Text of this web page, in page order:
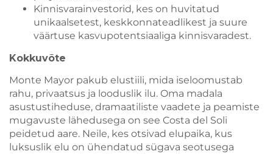
Kinnisvarainvestorid, kes on huvitatud
unikaalsetest, keskkonnateadlikest ja suure
väärtuse kasvupotentsiaaliga kinnisvaradest.
Kokkuvõte
Monte Mayor pakub elustiili, mida iseloomustab
rahu, privaatsus ja looduslik ilu. Oma madala
asustustiheduse, dramaatiliste vaadete ja peamiste
mugavuste lähedusega on see Costa del Soli
peidetud aare. Neile, kes otsivad elupaika, kus
luksuslik elu on ühendatud sügava seotusega